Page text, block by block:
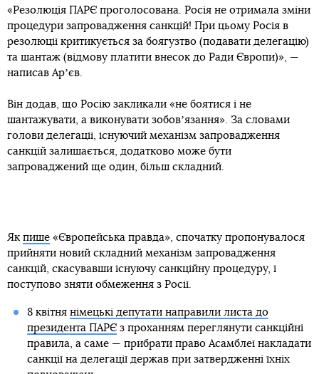
«Резолюція ПАРЄ проголосована. Росія не отримала зміни
процедури запровадження санкцій! При цьому Росія в
резолюції критикується за боягузтво (подавати делегацію)
та шантаж (відмову платити внесок до Ради Європи)», —
написав Арʼєв.
Він додав, що Росію закликали «не боятися і не
шантажувати, а виконувати зобовʼязання». За словами
голови делегації, існуючий механізм запровадження
санкцій залишається, додатково може бути
запроваджений ще один, більш складний.
Як пише «Європейська правда», спочатку пропонувалося
прийняти новий складний механізм запровадження
санкцій, скасувавши існуючу санкційну процедуру, і
поступово зняти обмеження з Росії.
8 квітня німецькі депутати направили листа до
президента ПАРЄз проханням переглянути санкційні
правила, а саме — прибрати право Асамблеї накладати
санкції на делегації держав при затвердженні їхніх